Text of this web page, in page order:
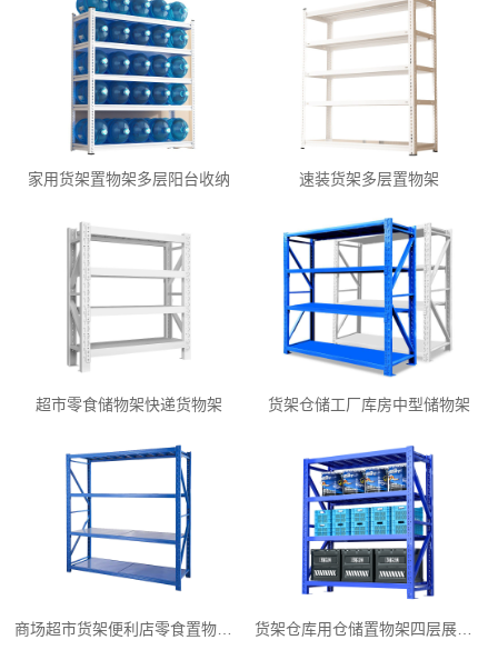
家用货架置物架多层阳台收纳 速装货架多层置物架
超市零食储物架快递货物架 货架仓储工厂库房中型储物架
货架仓库用仓储置物架四层展示架